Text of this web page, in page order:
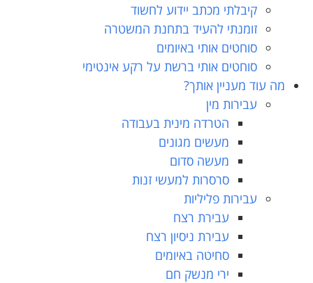
קיבלתי מכתב יידוע לחשוד
זומנתי להעיד בתחנת המשטרה
סוחטים אותי באיומים
סוחטים אותי ברשת על רקע אינטימי
מה עוד מעניין אותך?
עבירות מין
הטרדה מינית בעבודה
מעשים מגונים
מעשה סדום
סרסרות למעשי זנות
עבירות פליליות
עבירת רצח
עבירת ניסיון רצח
סחיטה באיומים
ירי מנשק חם